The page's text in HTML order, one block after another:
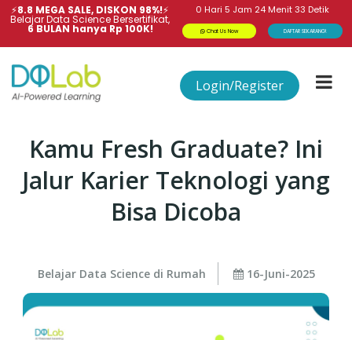
⚡8.8 MEGA SALE, DISKON 98%!⚡
Belajar Data Science Bersertifikat,
6 BULAN hanya Rp 100K!
0 Hari 5 Jam 24Menit32 Detik
Chat Us Now DAFTAR SEKARANG!
Login/Register
Kamu Fresh Graduate? Ini
Jalur Karier Teknologi yang
Bisa Dicoba
Belajar Data Science di Rumah 16-Juni-2025